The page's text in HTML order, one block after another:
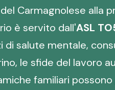
Carmagnolese alla
è servito dall'ASL
di salute mentale,
le sfide del lavoro
familiari